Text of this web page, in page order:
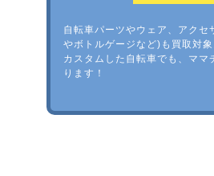
自転車パーツやウェア、アクセ
やボトルゲージなど)も買取対象
カスタムした自転車でも、ママ
ります！